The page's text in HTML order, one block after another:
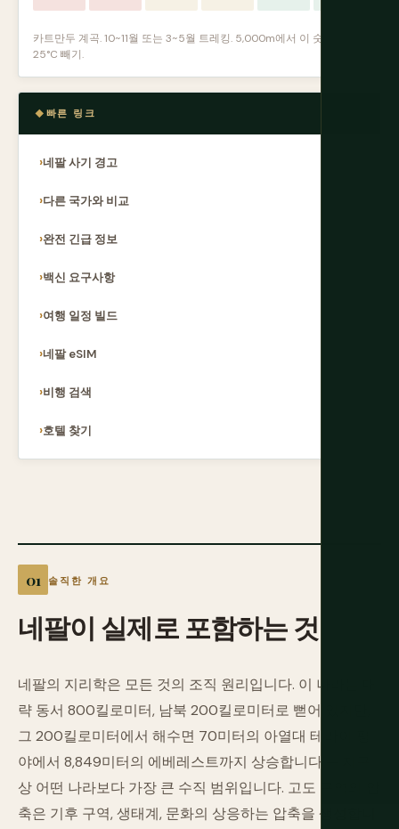
솔직한 개요
네팔이 실제로 포함하는것
네팔의 지리학은 모든 것의 조직 원리입니다. 이 나라는 대
략 동서 800킬로미터, 남북 200킬로미터로 뻗어 있지만,
그 200킬로미터에서 해수면 70미터의 아열대 테라이 평
야에서 8,849미터의 에베레스트까지 상승합니다 — 지구
상 어떤 나라보다 가장 큰 수직 범위입니다. 고도 구역의 압
축은 기후 구역, 생태계, 문화의 상응하는 압축을 생성합니
카트만두 계곡. 10~11월 또는 3~5월 트레킹. 5,000m에서 이 숫자에서
25°C 빼기.
빠른 링크
네팔 사기 경고
다른 국가와 비교
완전 긴급 정보
백신 요구사항
여행 일정 빌드
네팔 eSIM
비행 검색
호텔 찾기